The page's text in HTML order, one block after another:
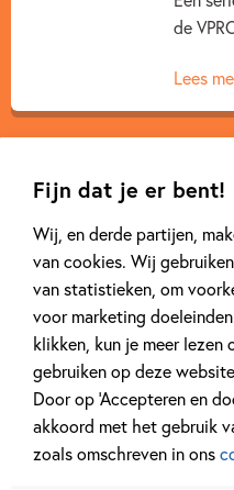
Fijn dat je er bent!
Wij, en derde partijen,
van cookies. Wij
van statistieken, om
voor marketing
klikken, kun je meer lezen
gebruiken op deze
Door op ‘Accepteren en
akkoord met het gebruik
zoals omschreven in ons
de
Lees
Tiplijst